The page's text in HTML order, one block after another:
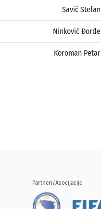
Savić Stefan
Ninković Đorđe
Koroman Petar
Partneri/Asocijacije